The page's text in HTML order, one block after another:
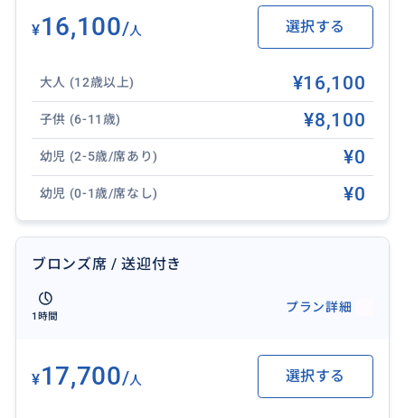
で体験できる大迫力のショー!
ショーはシルクドソレイユを手掛けた世界有数のスー
観客の皆様を「Voyage of Wonder 」(不思議な航海と
冒険の旅)にお連れ致します★
【対応言語】
なし
【必要な持ち物】
・ドレスコードはカジュアルな服装をおすすめしてお
¥16,100/人 選択する
大人 (12歳以上) ¥16,100
子供 (6-11歳) ¥8,100
幼児 (2-5歳/席あり) ¥0
幼児 (0-1歳/席なし) ¥0
ブロンズ席 / 送迎付き
1時間
プラン詳細
¥17,700/人 選択する